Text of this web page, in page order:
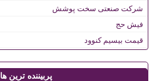
شرکت صنعتی سخت پوشش
فیش حج
قیمت بیسیم کنوود
پربیننده ترین ها